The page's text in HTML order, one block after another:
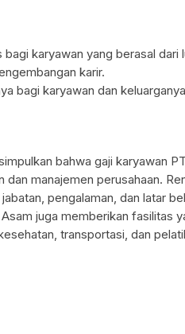
bagi karyawan yang berasal dari
karir.
bagi karyawan dan
bahwa gaji karyawan
dan manajemen perusahaan.
pengalaman, dan latar
juga memberikan fasilitas
transportasi, dan